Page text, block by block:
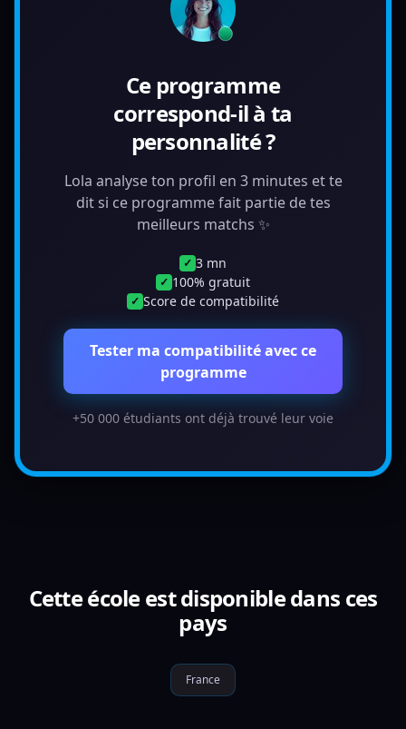
Ce programme
correspond-il à ta
personnalité ?
Lola analyse ton profil en 3 minutes et te
dit si ce programme fait partie de tes
meilleurs matchs ✨
✓ 3 mn
✓ 100% gratuit
✓ Score de compatibilité
Tester ma compatibilité avec ce
programme
+50 000 étudiants ont déjà trouvé leur voie
Cette école est disponible dans ces
pays
France